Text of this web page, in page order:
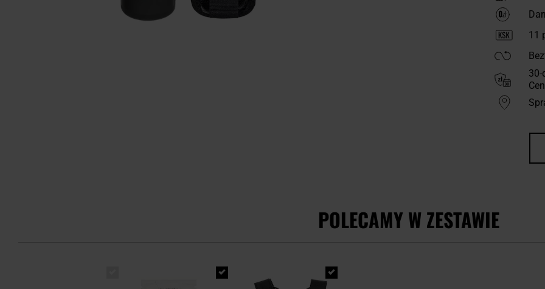
11
30-
POLECAMY W ZESTAWIE